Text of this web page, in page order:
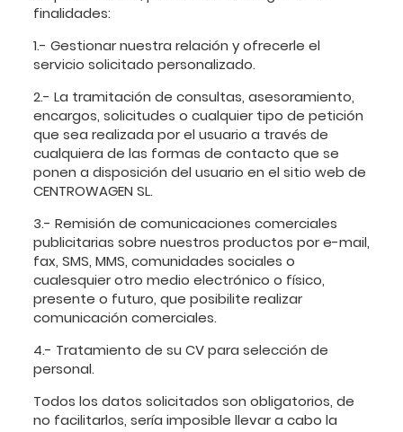
finalidades:
1.- Gestionar nuestra relación y ofrecerle el
servicio solicitado personalizado.
2.- La tramitación de consultas, asesoramiento,
encargos, solicitudes o cualquier tipo de petición
que sea realizada por el usuario a través de
cualquiera de las formas de contacto que se
ponen a disposición del usuario en el sitio web de
CENTROWAGEN SL.
3.- Remisión de comunicaciones comerciales
publicitarias sobre nuestros productos por e-mail,
fax, SMS, MMS, comunidades sociales o
cualesquier otro medio electrónico o físico,
presente o futuro, que posibilite realizar
comunicación comerciales.
4.- Tratamiento de su CV para selección de
personal.
Todos los datos solicitados son obligatorios, de
no facilitarlos, sería imposible llevar a cabo la